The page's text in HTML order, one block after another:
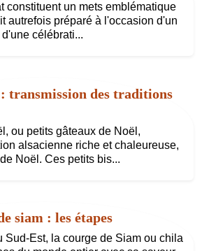
constituent un mets emblématique
autrefois préparé à l'occasion d'un
célébrati...
transmission des traditions
ou petits gâteaux de Noël,
alsacienne riche et chaleureuse,
Noël. Ces petits bis...
siam : les étapes
Sud-Est, la courge de Siam ou chila